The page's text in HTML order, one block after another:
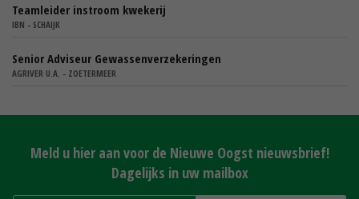
Teamleider instroom kwekerij
IBN - SCHAIJK
Senior Adviseur Gewassenverzekeringen
AGRIVER U.A. - ZOETERMEER
Meld u hier aan voor de Nieuwe Oogst nieuwsbrief!
Dagelijks in uw mailbox